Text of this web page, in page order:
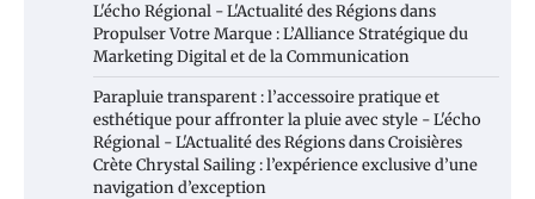
L'écho Régional - L'Actualité des Régionsdans
Propulser Votre Marque : L’Alliance Stratégique du
Marketing Digital et de la Communication
Parapluie transparent : l’accessoire pratique et
esthétique pour affronter la pluie avec style - L'écho
Régional - L'Actualité des RégionsdansCroisières
Crète Chrystal Sailing : l’expérience exclusive d’une
navigation d’exception